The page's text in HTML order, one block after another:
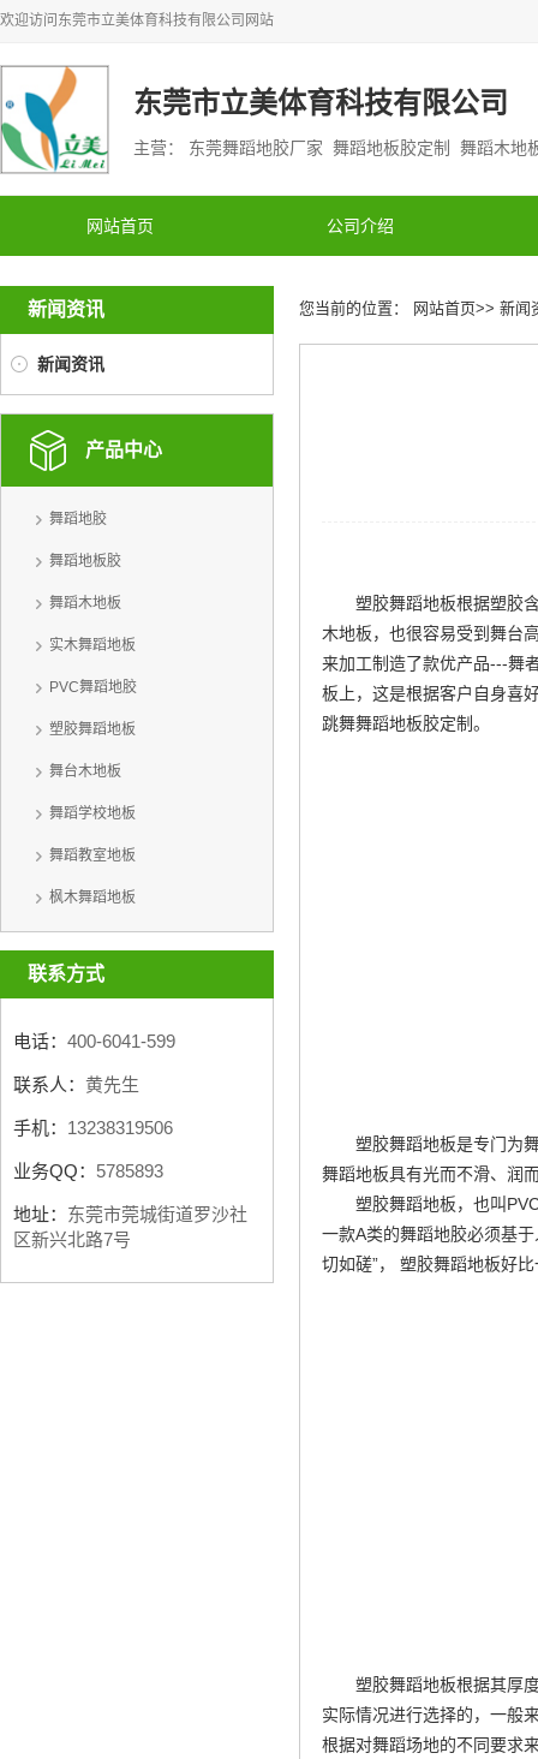
欢迎访问 东莞市立美体育科技有限公司 网站
东莞市立美体育科技有限公司
主营： 东莞舞蹈地胶厂家 舞蹈地板胶定制 舞蹈木
网站首页 公司介绍
新闻资讯
新闻资讯
产品中心
舞蹈地胶
舞蹈地板胶
舞蹈木地板
实木舞蹈地板
PVC舞蹈地胶
塑胶舞蹈地板
舞台木地板
舞蹈学校地板
舞蹈教室地板
枫木舞蹈地板
联系方式
电话： 400-6041-599
联系人： 黄先生
手机： 13238319506
业务QQ： 5785893
地址： 东莞市莞城街道罗沙社
区新兴北路7号
您当前的位置： 网站首页>> 新闻
塑胶舞蹈地板根据塑胶
木地板，也很容易受到舞台
来加工制造了款优产品---舞
板上，这是根据客户自身喜
跳舞舞蹈地板胶定制。
塑胶舞蹈地板是专门为
舞蹈地板具有光而不滑、润
塑胶舞蹈地板，也叫
一款A类的舞蹈地胶必须基
切如磋”， 塑胶舞蹈地板好
塑胶舞蹈地板根据其厚
实际情况进行选择的，一般
根据对舞蹈场地的不同要求